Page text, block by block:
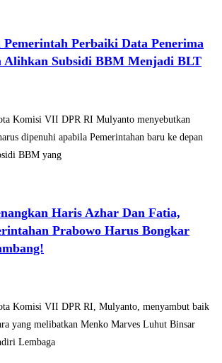
Perbaiki Data Penerima
Alihkan Subsidi BBM Menjadi BLT
Komisi VII DPR RI Mulyanto menyebutkan
dipenuhi apabila Pemerintahan baru ke depan
BBM yang
Haris Azhar Dan Fatia,
Prabowo Harus Bongkar
Komisi VII DPR RI, Mulyanto, menyambut baik
yang melibatkan Menko Marves Luhut Binsar
Lembaga